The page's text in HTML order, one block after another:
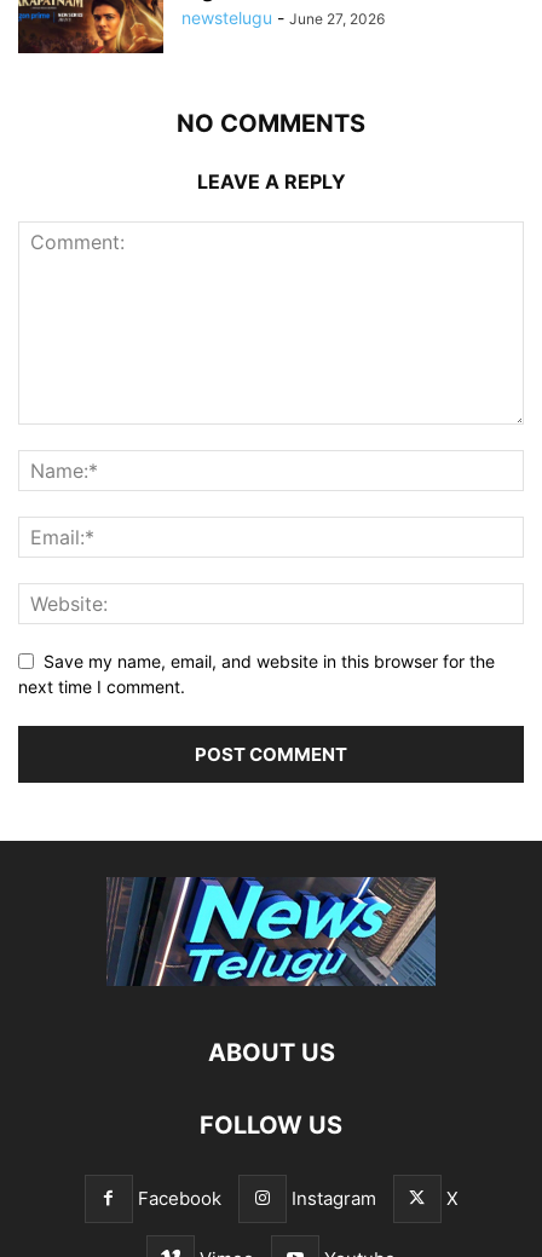
newstelugu - June 27, 2026
NO COMMENTS
LEAVE A REPLY
Save my name, email, and website in this browser for the
next time I comment.
ABOUT US
FOLLOW US
Facebook Instagram X